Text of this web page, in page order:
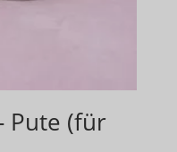
Pute (für